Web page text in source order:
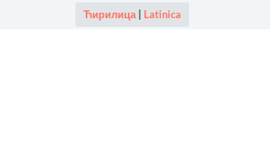
Ћирилица| Latinica